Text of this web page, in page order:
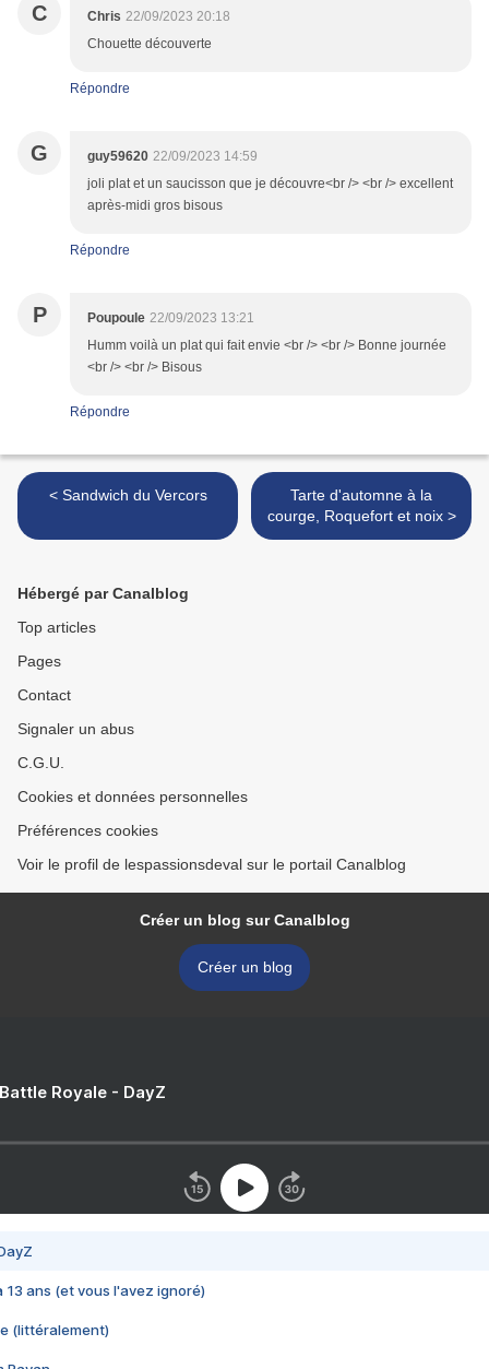
C Chris 22/09/2023 20:18
Chouette découverte
Répondre
G guy59620 22/09/2023 14:59
joli plat et un saucisson que je découvre<br /> <br /> excellent
après-midi gros bisous
Répondre
P Poupoule 22/09/2023 13:21
Humm voilà un plat qui fait envie <br /> <br /> Bonne journée
<br /> <br /> Bisous
Répondre
< Sandwich du Vercors
Tarte d'automne à la
courge, Roquefort et noix >
Hébergé par Canalblog
Top articles
Pages
Contact
Signaler un abus
C.G.U.
Cookies et données personnelles
Préférences cookies
Voir le profil de lespassionsdeval sur le portail Canalblog
Créer un blog sur Canalblog
Créer un blog
Royale - DayZ
13 ans (et vous l'avez ignoré)
(littéralement)